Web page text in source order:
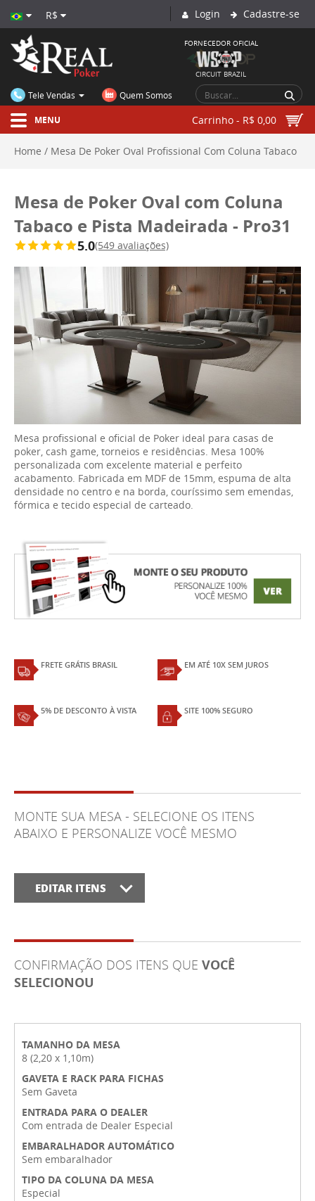
R$
FORNECEDOR OFICIAL
CIRCUIT BRAZIL
Login Cadastre-se
Carrinho - R$ 0,00
Tele Vendas Quem Somos
MENU
Home Mesa De Poker Oval Profissional Com Coluna Tabaco
Coluna Tabaco e Pista Madeirada - Pro31
Mesa de Poker Oval com Coluna
Tabaco e Pista Madeirada - Pro31
5.0(549 avaliações)
Mesa profissional e oficial de Poker ideal para casas de
poker, cash game, torneios e residências. Mesa 100%
personalizada com excelente material e perfeito
acabamento. Fabricada em MDF de 15mm, espuma de alta
densidade no centro e na borda, couríssimo sem emendas,
fórmica e tecido especial de carteado.
FRETE GRÁTIS BRASIL EM ATÉ 10X SEM JUROS
5% DE DESCONTO À VISTA SITE 100% SEGURO
MONTE SUA MESA - SELECIONE OS ITENS
ABAIXO E PERSONALIZE VOCÊ MESMO
EDITAR ITENS
CONFIRMAÇÃO DOS ITENS QUE VOCÊ
SELECIONOU
TAMANHO DA MESA
8 (2,20 x 1,10m)
GAVETA E RACK PARA FICHAS
Sem Gaveta
ENTRADA PARA O DEALER
Com entrada de Dealer Especial
EMBARALHADOR AUTOMÁTICO
Sem embaralhador
TIPO DA COLUNA DA MESA
Especial